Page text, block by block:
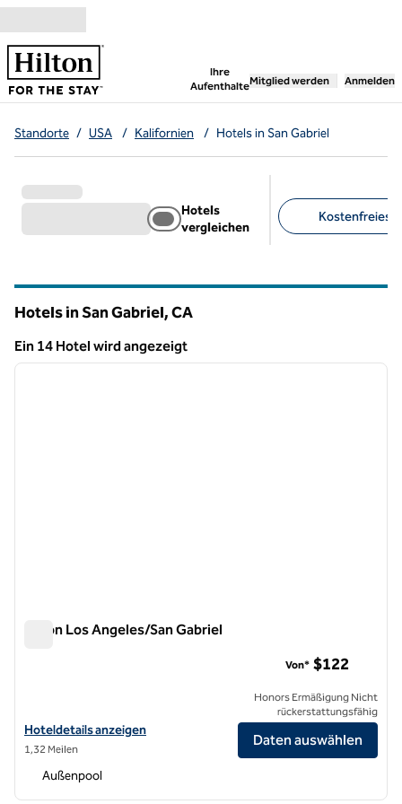
Weiter zum Inhalt
Ihre
Aufenthalte
,öffnet neue
Mitglied werden Anmelden
Standorte / USA / Kalifornien / Hotels in San Gabriel
Hotels
vergleichen
Kostenfreies
Hotels in San Gabriel,CA
Ein 14 Hotel wird angezeigt
Ein 14 Hotel wird angezeigt
1 von 13
Hilton Los Angeles/San Gabriel
Hoteldetails für das Hilton Los Angeles/San Gabriel anzeigen
Hoteldetails anzeigen
1,32 Meilen
Von* $122
Honors Ermäßigung Nicht
rückerstattungsfähig
Daten auswählen
Außenpool